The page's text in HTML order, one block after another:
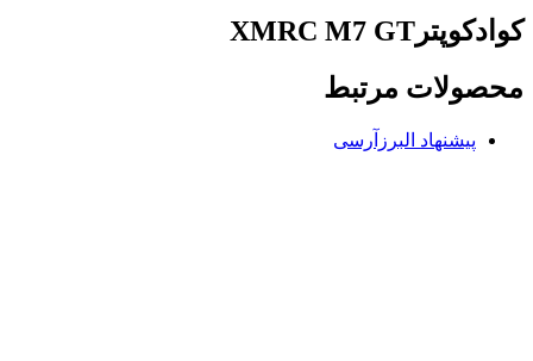
کوادکوپترXMRC M7 GT
محصولات مرتبط
پیشنهاد البرزآرسی